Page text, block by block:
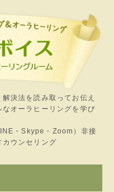
決法を読み取ってお伝え
オーラヒーリングを学び
・Skype・Zoom）非接
ウンセリング